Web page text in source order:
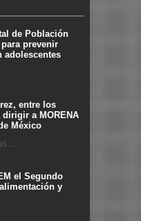
de Población
prevenir
adolescentes
entre los
a MORENA
México
...
el Segundo
y